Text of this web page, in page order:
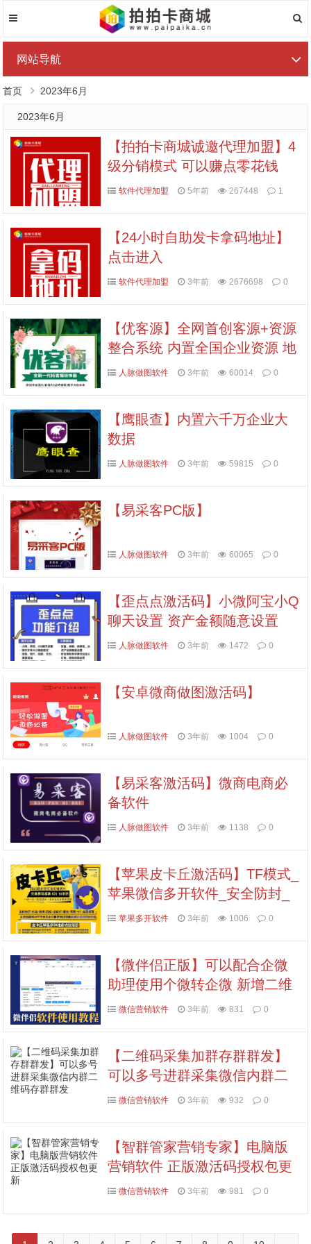
网站导航
首页 2023年6月
2023年6月
【拍拍卡商城诚邀代理加盟】4
级分销模式 可以赚点零花钱
软件代理加盟 5年前 267448 1
【24小时自助发卡拿码地址】
点击进入
软件代理加盟 3年前 2676698 0
【优客源】全网首创客源+资源
整合系统 内置全国企业资源 地
图商家
人脉做图软件 3年前 60014 0
【鹰眼查】内置六千万企业大
数据
人脉做图软件 3年前 59815 0
【易采客PC版】
人脉做图软件 3年前 60065 0
【歪点点激活码】小微阿宝小Q
聊天设置 资产金额随意设置
人脉做图软件 3年前 1472 0
【安卓微商做图激活码】
人脉做图软件 3年前 1004 0
【易采客激活码】微商电商必
备软件
人脉做图软件 3年前 1138 0
【苹果皮卡丘激活码】TF模式_
苹果微信多开软件_安全防封_
百款功能
苹果多开软件 3年前 1006 0
【微伴侣正版】可以配合企微
助理使用个微转企微 新增二维
码进群 群发视频号
微信营销软件 3年前 831 0
【二维码采集加群存群群发】
可以多号进群采集微信内群二
维码存群群发
微信营销软件 3年前 932 0
【智群管家营销专家】电脑版
营销软件 正版激活码授权包更
新微信营销软件 3年前 981 0